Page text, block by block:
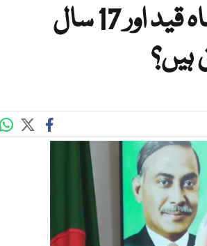
بنگلادیش کے ممکنہ وزیراعظم؛ 18ماہ قید اور 17 سال
ہیں؟